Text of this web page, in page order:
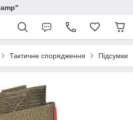
Тактичне спорядження Підсумки